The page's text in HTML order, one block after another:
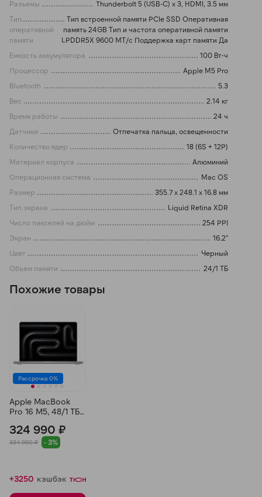
Разъемы
Thunderbolt 5 (USB-C) x 3, HDMI, 3.5 мм
Тип
оперативной
памяти
Тип встроенной памяти PCIe SSD Оперативная
память 24GB Тип и частота оперативной памяти
LPDDR5X 9600 МТ/с Поддержка карт памяти Да
Емкость аккумулятора
100 Вт⋅ч
Процессор
Apple M5 Pro
Bluetooth
5.3
Вес
2.14 кг
Время работы
24 ч
Датчики
Отпечатка пальца, освещенности
Количество ядер
18 (6S + 12P)
Материал корпуса
Алюминий
Операционная система
Mac OS
Размер
355.7 x 248.1 x 16.8 мм
Тип экрана
Liquid Retina XDR
Число пикселей на дюйм
254 PPI
Экран
16.2"
Цвет
Черный
Объем памяти
24/1 ТБ
Похожие товары
Рассрочка 0%
Apple MacBook
Pro 16 M5, 48/1 ТБ,
324 990 ₽
334 990 ₽ - 3%
+3250 кэшбэк